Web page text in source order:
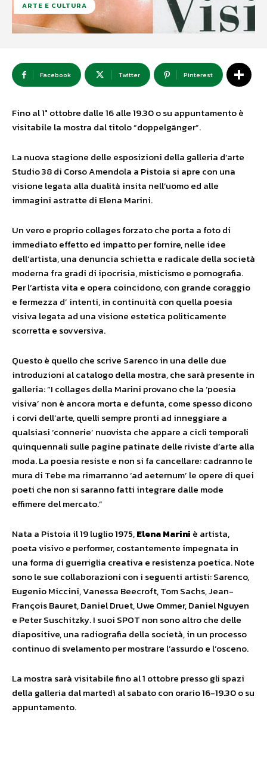
ARTE E CULTURA
Facebook Twitter Pinterest
Fino al 1° ottobre dalle 16 alle 19.30 o su appuntamento è
visitabile la mostra dal titolo “doppelgänger”.
La nuova stagione delle esposizioni della galleria d’arte
Studio 38 di Corso Amendola a Pistoia si apre con una
visione legata alla dualità insita nell’uomo ed alle
immagini astratte di Elena Marini.
Un vero e proprio collages forzato che porta a foto di
immediato effetto ed impatto per fornire, nelle idee
dell’artista, una denuncia schietta e radicale della società
moderna fra gradi di ipocrisia, misticismo e pornografia.
Per l’artista vita e opera coincidono, con grande coraggio
e fermezza d’ intenti, in continuità con quella poesia
visiva legata ad una visione estetica politicamente
scorretta e sovversiva.
Questo è quello che scrive Sarenco in una delle due
introduzioni al catalogo della mostra, che sarà presente in
galleria: “I collages della Marini provano che la ‘poesia
visiva’ non è ancora morta e defunta, come spesso dicono
i corvi dell’arte, quelli sempre pronti ad inneggiare a
qualsiasi ‘connerie’ nuovista che appare a cicli temporali
quinquennali sulle pagine patinate delle riviste d’arte alla
moda. La poesia resiste e non si fa cancellare: cadranno le
mura di Tebe ma rimarranno ‘ad aeternum’ le opere di quei
poeti che non si saranno fatti integrare dalle mode
effimere del mercato.”
Nata a Pistoia il 19 luglio 1975,Elena Marini è artista,
poeta visivo e performer, costantemente impegnata in
una forma di guerriglia creativa e resistenza poetica. Note
sono le sue collaborazioni con i seguenti artisti: Sarenco,
Eugenio Miccini, Vanessa Beecroft, Tom Sachs, Jean-
François Bauret, Daniel Druet, Uwe Ommer, Daniel Nguyen
e Peter Suschitzky. I suoi SPOT non sono altro che delle
diapositive, una radiografia della società, in un processo
continuo di svelamento per mostrare l’assurdo e l’osceno.
La mostra sarà visitabile fino al 1 ottobre presso gli spazi
della galleria dal martedì al sabato con orario 16-19.30 o su
appuntamento.